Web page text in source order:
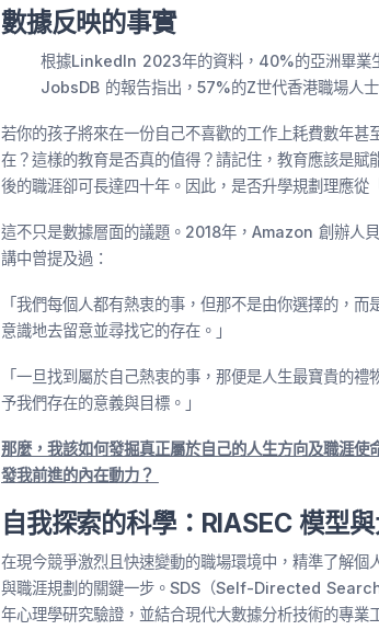
數據反映的事實
根據LinkedIn 2023年的資料，40%的亞洲畢業
JobsDB 的報告指出，57%的Z世代香港職場人
若你的孩子將來在一份自己不喜歡的工作上耗費數年
在？這樣的教育是否真的值得？請記住，教育應該是
後的職涯卻可長達四十年。因此，是否升學規劃理應從
這不只是數據層面的議題。2018年，Amazon 創辦人
講中曾提及過：
「我們每個人都有熱衷的事，但那不是由你選擇的，
意識地去留意並尋找它的存在。」
「一旦找到屬於自己熱衷的事，那便是人生最寶貴的
予我們存在的意義與目標。」
那麼，我該如何發掘真正屬於自己的人生方向及職涯
發我前進的內在動力？
自我探索的科學：RIASEC 模型
在現今競爭激烈且快速變動的職場環境中，精準了解
與職涯規劃的關鍵一步。SDS（Self-Directed
年心理學研究驗證，並結合現代大數據分析技術的專